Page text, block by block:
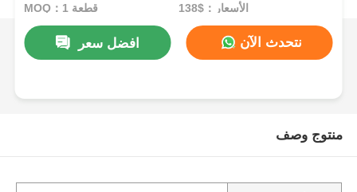
MOQ：1 قطعة الأسعار：$138
افضل سعر نتحدث الآن
منتوج وصف